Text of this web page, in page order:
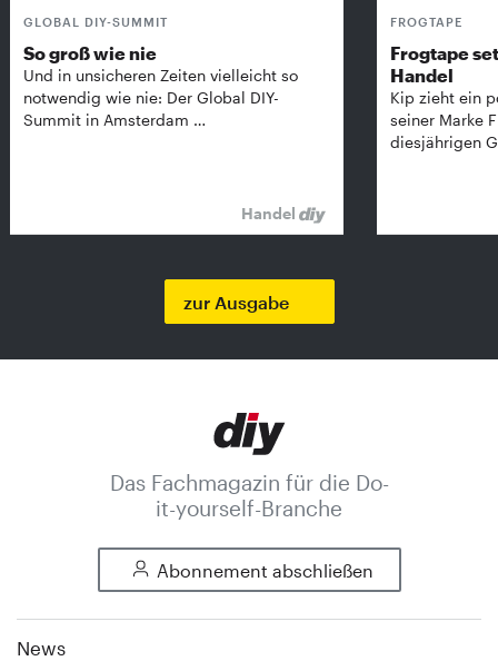
GLOBAL DIY-SUMMIT
So groß wie nie
Und in unsicheren Zeiten vielleicht so
notwendig wie nie: Der Global DIY-
Summit in Amsterdam …
Handel
FROGTAPE
Frogtape
Handel
Kip zieht ein
seiner Marke
diesjährigen
zur Ausgabe
Das Fachmagazin für die Do-
it-yourself-Branche
Abonnement abschließen
News